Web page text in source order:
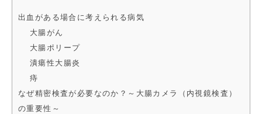
出血がある場合に考えられる病気
大腸がん
大腸ポリープ
潰瘍性大腸炎
痔
なぜ精密検査が必要なのか？～大腸カメラ（内視鏡検査）
の重要性～